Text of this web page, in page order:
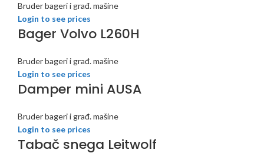
Bruder bageri i građ. mašine
Login to see prices
Bager Volvo L260H
Bruder bageri i građ. mašine
Login to see prices
Damper mini AUSA
Bruder bageri i građ. mašine
Login to see prices
Tabač snega Leitwolf